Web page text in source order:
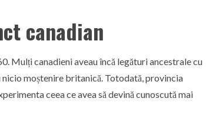
canadian
Mulți canadieni aveau încă legături ancestrale cu
nicio moștenire britanică. Totodată, provincia
ceea ce avea să devină cunoscută mai